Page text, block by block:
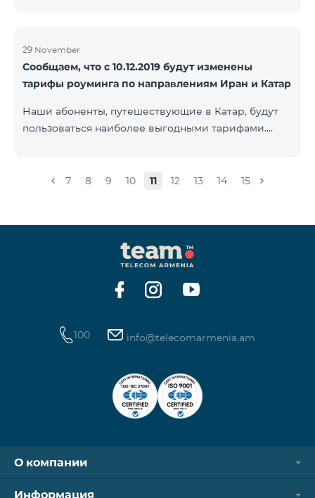
29 November
Сообщаем, что с 10.12.2019 будут изменены
тарифы роуминга по направлениям Иран и Катар
Наши абоненты, путешествующие в Катар, будут
пользоваться наиболее выгодными тарифами.
одной минуты локальных звонков - 500 драм,
минуты международных звонков 1700 драм.
Стоимость одного МБ для абонентов постоплатной
системы составит 50 драм, а для предоплатных
абонентов, при первой попытке пользования
7 8 9 10 11 12 13 14 15
100 info@telecomarmenia.am
О компании
Информация